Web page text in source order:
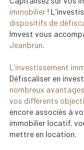
immobilier !
dispositifs de
Imvest vous
Jeanbrun.
L'investissement
Défiscaliser en
nombreux avantages
vos différents
encore associés à
immobilier locatif,
mettre en location.